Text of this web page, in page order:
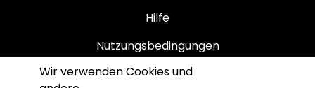
Wir verwenden Cookies und
Hilfe
Nutzungsbedingungen
Impressum